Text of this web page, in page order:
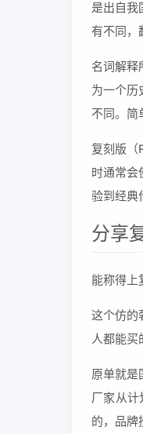
是出自我
有不同，
名词解释
为一个历
不同。简
复刻版（
时通常会
验到经典
分享
能称得上
这个仿的
人都能买
原单就是
厂家从
的，品牌